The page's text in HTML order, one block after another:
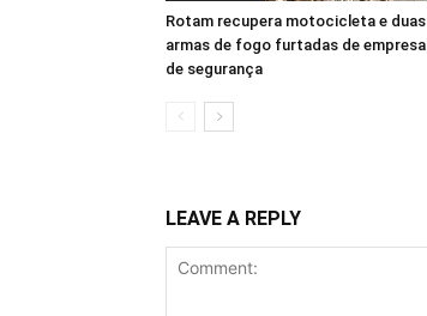
Rotam recupera motocicleta e duas
armas de fogo furtadas de empresa
de segurança
LEAVE A REPLY